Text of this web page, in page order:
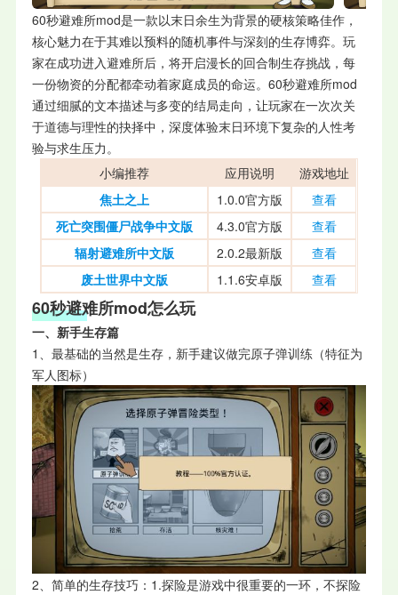
60秒避难所mod是一款以末日余生为背景的硬核策略佳作，
核心魅力在于其难以预料的随机事件与深刻的生存博弈。玩
家在成功进入避难所后，将开启漫长的回合制生存挑战，每
一份物资的分配都牵动着家庭成员的命运。60秒避难所mod
通过细腻的文本描述与多变的结局走向，让玩家在一次次关
于道德与理性的抉择中，深度体验末日环境下复杂的人性考
验与求生压力。
小编推荐
应用说明
游戏地址
焦土之上
1.0.0官方版
查看
死亡突围僵尸战争中文版
4.3.0官方版
查看
辐射避难所中文版
2.0.2最新版
查看
废土世界中文版
1.1.6安卓版 查看
60秒避难所mod怎么玩
一、新手生存篇
1、最基础的当然是生存，新手建议做完原子弹训练（特征为
军人图标）
2、简单的生存技巧：1.探险是游戏中很重要的一环，不探险